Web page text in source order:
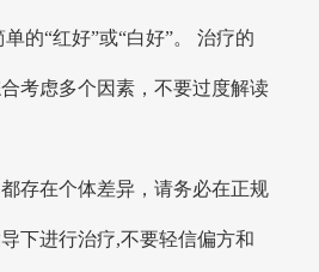
的“红好”或“白好”。 治疗的
考虑多个因素，不要过度解读
存在个体差异，请务必在正规
下进行治疗,不要轻信偏方和